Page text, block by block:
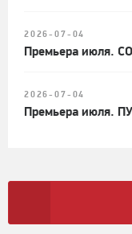
2026-07-04
Премьера июля.
2026-07-04
Премьера июля.